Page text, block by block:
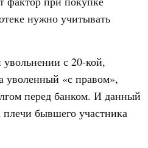
нужно учитывать
с 20-кой,
уволенный «с правом»,
перед банком. И данный
бывшего участника